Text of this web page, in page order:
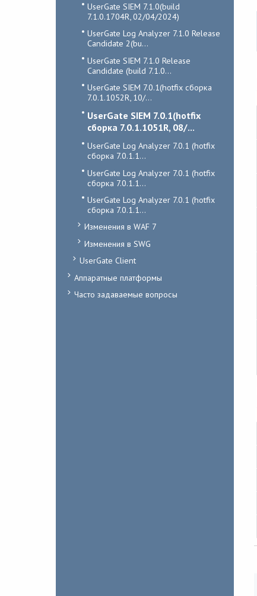
UserGate SIEM 7.1.0(build
7.1.0.1704R, 02/04/2024)
UserGate Log Analyzer 7.1.0 Release
Candidate 2(bu...
UserGate SIEM 7.1.0 Release
Candidate (build 7.1.0...
UserGate SIEM 7.0.1(hotfix сборка
7.0.1.1052R, 10/...
UserGate SIEM 7.0.1(hotfix
сборка 7.0.1.1051R, 08/...
UserGate Log Analyzer 7.0.1 (hotfix
сборка 7.0.1.1...
UserGate Log Analyzer 7.0.1 (hotfix
сборка 7.0.1.1...
UserGate Log Analyzer 7.0.1 (hotfix
сборка 7.0.1.1...
Изменения в WAF 7
Изменения в SWG
UserGate Client
Аппаратные платформы
Часто задаваемые вопросы